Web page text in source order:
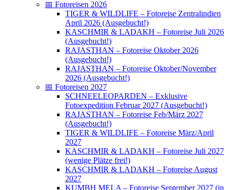
📅 Fotoreisen 2026
TIGER & WILDLIFE – Fotoreise Zentralindien
April 2026 (Ausgebucht!)
KASCHMIR & LADAKH – Fotoreise Juli 2026
(Ausgebucht!)
RAJASTHAN – Fotoreise Oktober 2026
(Ausgebucht!)
RAJASTHAN – Fotoreise Oktober/November
2026 (Ausgebucht!)
📅 Fotoreisen 2027
SCHNEELEOPARDEN – Exklusive
Fotoexpedition Februar 2027 (Ausgebucht!)
RAJASTHAN – Fotoreise Feb/März 2027
(Ausgebucht!)
TIGER & WILDLIFE – Fotoreise März/April
2027
KASCHMIR & LADAKH – Fotoreise Juli 2027
(wenige Plätze frei!)
KASCHMIR & LADAKH – Fotoreise August
2027
KUMBH MELA – Fotoreise September 2027 (in